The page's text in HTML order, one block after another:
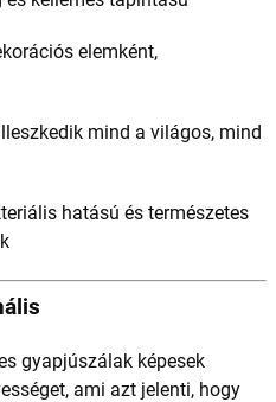
elemként,
mind a világos, mind
hatású és természetes
gyapjúszálak képesek
ami azt jelenti, hogy